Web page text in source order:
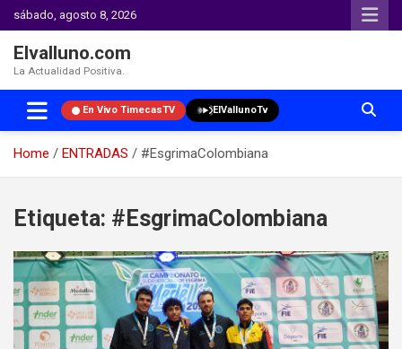
sábado, agosto 8, 2026
Elvalluno.com
La Actualidad Positiva.
En Vivo TimecasTV ElVallunoTv
Home ENTRADAS
#EsgrimaColombiana
content
Etiqueta: #EsgrimaColombiana